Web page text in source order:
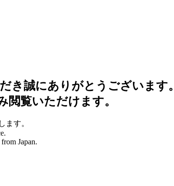
き誠にありがとうございます。
閲覧いただけます。
ます。
Japan.